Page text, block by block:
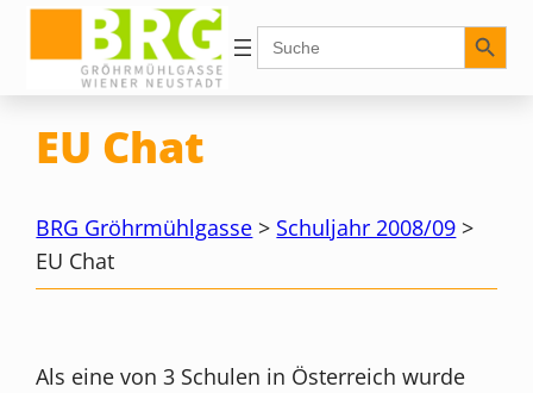
Inhalt
springen
Search
for:
Search Button
EU Chat
BRG Gröhrmühlgasse > Schuljahr 2008/09 >
EU Chat
Als eine von 3 Schulen in Österreich wurde